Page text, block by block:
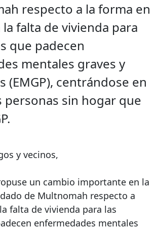
respecto a la forma en
falta de vivienda para
que padecen
mentales graves y
(EMGP), centrándose en
personas sin hogar que
y vecinos,
un cambio importante en la
de Multnomah respecto a
falta de vivienda para las
enfermedades mentales